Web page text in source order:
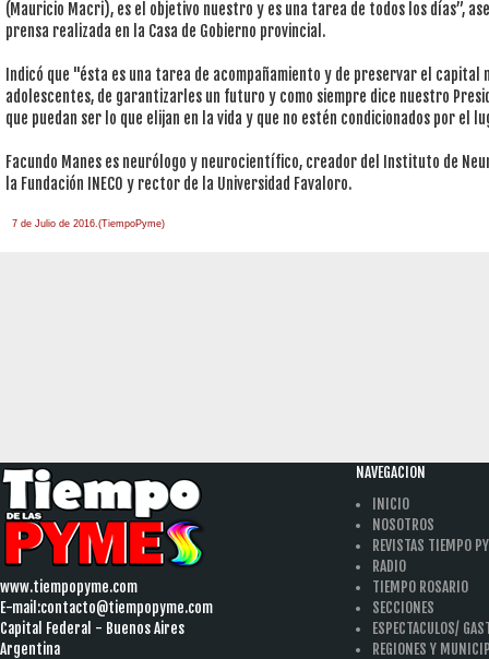
(Mauricio Macri), es el objetivo nuestro y es una tarea de todos los días”,
prensa realizada en la Casa de Gobierno provincial.
Indicó que "ésta es una tarea de acompañamiento y de preservar el capital
adolescentes, de garantizarles un futuro y como siempre dice nuestro
que puedan ser lo que elijan en la vida y que no estén condicionados por el
Facundo Manes es neurólogo y neurocientífico, creador del Instituto de
la Fundación INECO y rector de la Universidad Favaloro.
7 de Julio de 2016.(TiempoPyme)
www.tiempopyme.com
E-mail:contacto@tiempopyme.com
Capital Federal - Buenos Aires
Argentina
NAVEGACION
INICIO
NOSOTROS
REVISTAS TIEMPO
RADIO
TIEMPO ROSARIO
SECCIONES
ESPECTACULOS/
REGIONES Y